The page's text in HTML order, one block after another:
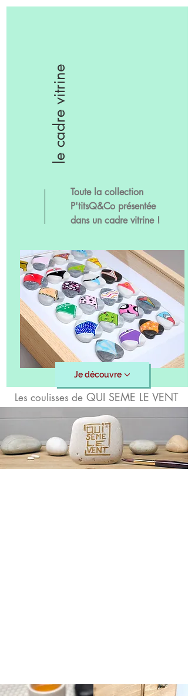
Les coulisses de QUI SEME LE VENT
le cadre vitrine
Toute la collection
P'titsQ&Co présentée
dans un cadre vitrine !
Je découvre